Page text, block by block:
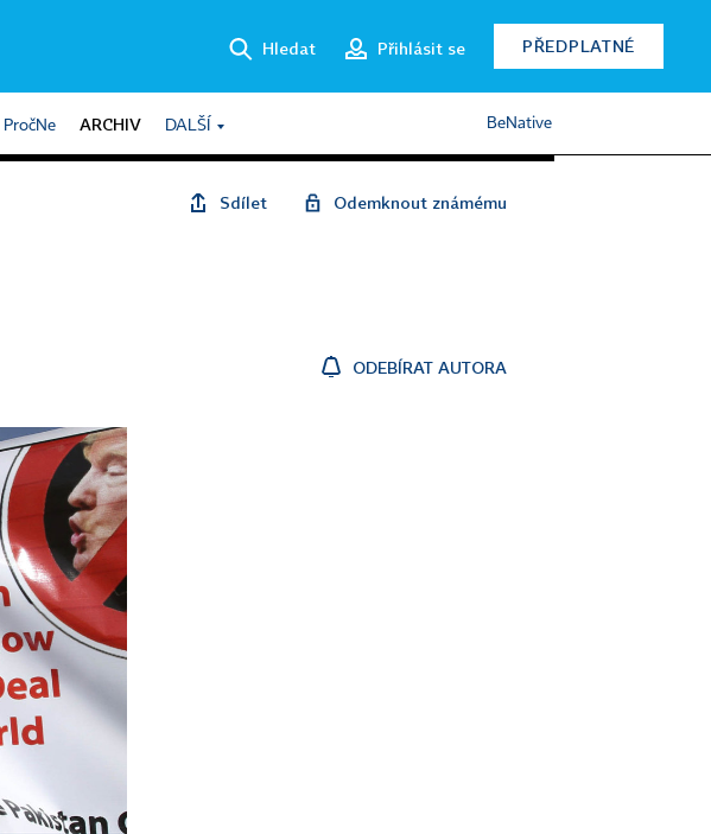
Hledat Přihlásit se PŘEDPLATNÉ
PročNe ARCHIV DALŠÍ BeNative
Sdílet Odemknout známému
ODEBÍRAT AUTORA